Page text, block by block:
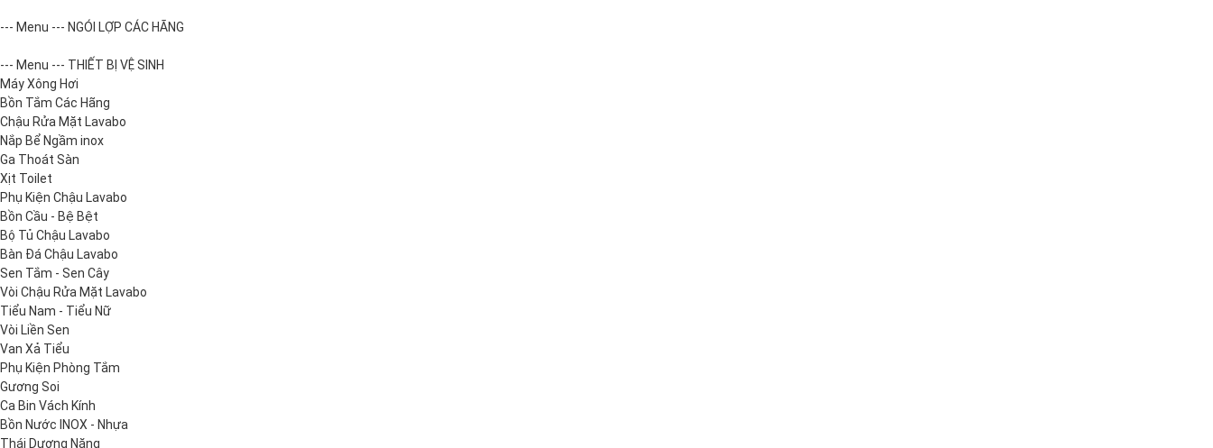
--- Menu --- NGÓI LỢP CÁC HÃNG
--- Menu --- THIẾT BỊ VỆ SINH
Máy Xông Hơi
Bồn Tắm Các Hãng
Chậu Rửa Mặt Lavabo
Nắp Bể Ngầm inox
Ga Thoát Sàn
Xịt Toilet
Phụ Kiện Chậu Lavabo
Bồn Cầu - Bệ Bệt
Bộ Tủ Chậu Lavabo
Bàn Đá Chậu Lavabo
Sen Tắm - Sen Cây
Vòi Chậu Rửa Mặt Lavabo
Tiểu Nam - Tiểu Nữ
Vòi Liền Sen
Van Xả Tiểu
Phụ Kiện Phòng Tắm
Gương Soi
Ca Bin Vách Kính
Bồn Nước INOX - Nhựa
Thái Dương Năng